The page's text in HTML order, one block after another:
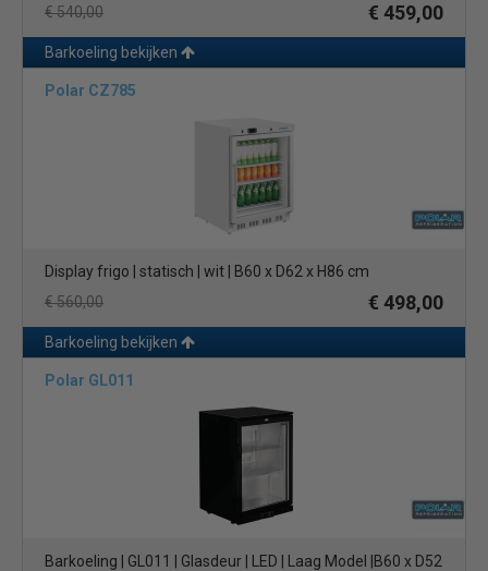
€ 540,00
€ 459,00
Barkoeling bekijken
Polar CZ785
Display frigo | statisch | wit | B60 x D62 x H86 cm
€ 560,00
€ 498,00
Barkoeling bekijken
Polar GL011
Barkoeling | GL011 | Glasdeur | LED | Laag Model |B60 x D52